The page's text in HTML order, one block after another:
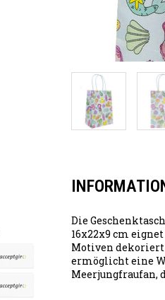
Die
16x22x9 cm
Motiven dekoriert
ermöglicht eine
Meerjungfraufan,